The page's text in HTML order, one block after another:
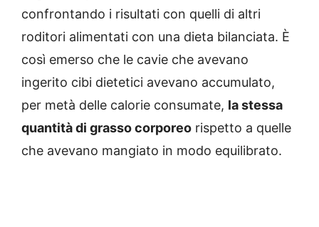
confrontando i risultati con quelli di altri
roditori alimentati con una dieta bilanciata. È
così emerso che le cavie che avevano
ingerito cibi dietetici avevano accumulato,
per metà delle calorie consumate, la stessa
quantità di grasso corporeo rispetto a quelle
che avevano mangiato in modo equilibrato.